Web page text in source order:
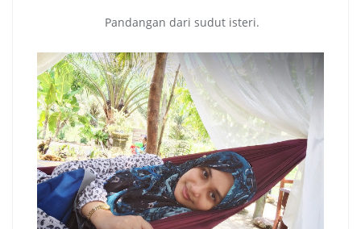
Pandangan dari sudut isteri.